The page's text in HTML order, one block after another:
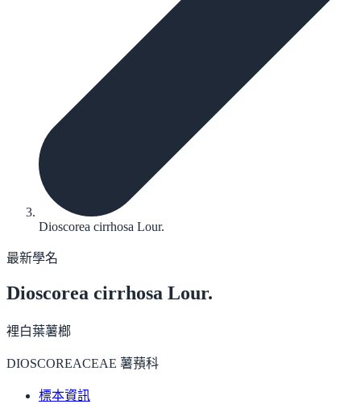
Dioscorea cirrhosa Lour.
最新學名
Dioscorea cirrhosa Lour.
裡白葉薯榔
DIOSCOREACEAE 薯蕷科
標本資訊